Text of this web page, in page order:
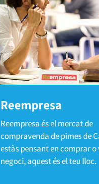
Reempresa
Reempresa és el mercat de
compravenda de pimes de
estàs pensant en comprar o
negoci, aquest és el teu lloc.